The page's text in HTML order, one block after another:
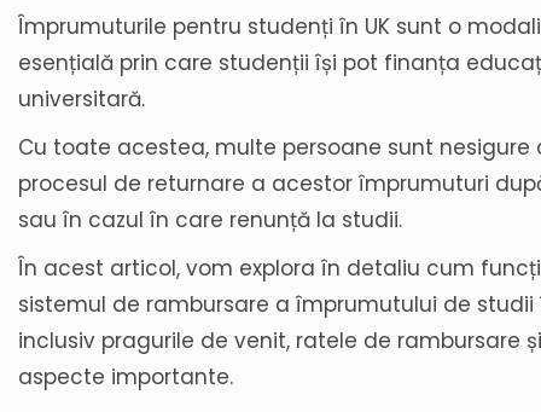
Împrumuturile pentru studenți în UK sunt o
esențială prin care studenții își pot finanța
universitară.
Cu toate acestea, multe persoane sunt nesigure
procesul de returnare a acestor împrumuturi
sau în cazul în care renunță la studii.
În acest articol, vom explora în detaliu cum
sistemul de rambursare a împrumutului de studii
inclusiv pragurile de venit, ratele de rambursare
aspecte importante.